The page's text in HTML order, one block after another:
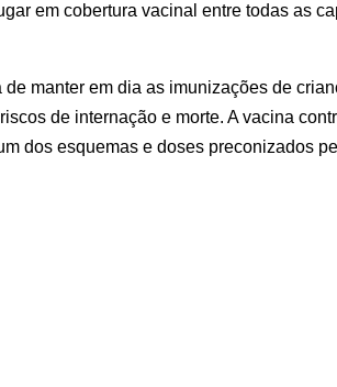
em cobertura vacinal entre todas as
manter em dia as imunizações de
de internação e morte. A vacina
dos esquemas e doses preconizados